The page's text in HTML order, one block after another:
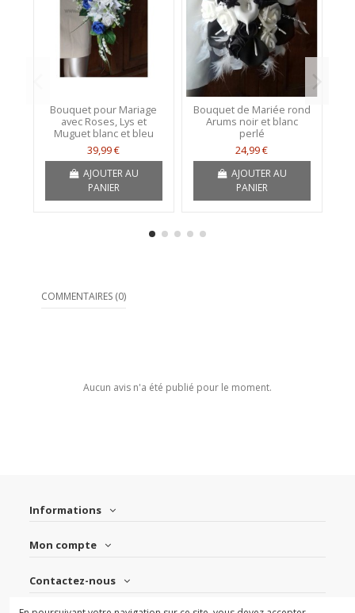
Bouquet pour Mariage
avec Roses, Lys et
Muguet blanc et bleu
39,99 €
AJOUTER AU
PANIER
Bouquet de Mariée rond
Arums noir et blanc
perlé
24,99 €
AJOUTER AU
PANIER
COMMENTAIRES (0)
Aucun avis n'a été publié pour le moment.
Informations
Mon compte
Contactez-nous